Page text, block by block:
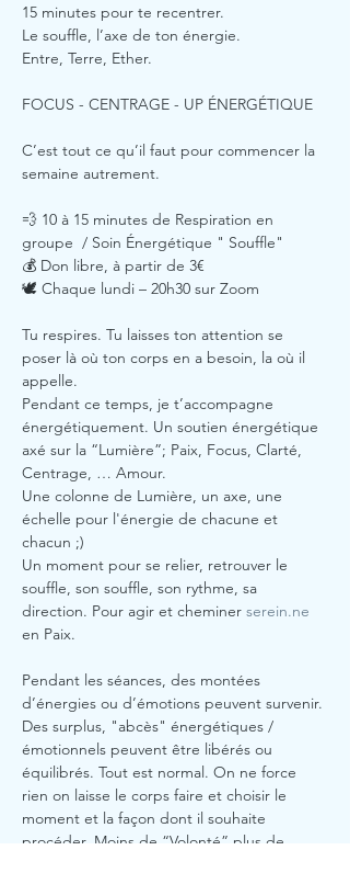
15 minutes pour te recentrer.
Le souffle, l’axe de ton énergie.
Entre, Terre, Ether.
FOCUS - CENTRAGE - UP ÉNERGÉTIQUE
C’est tout ce qu’il faut pour commencer la
semaine autrement.
💨 10 à 15 minutes de Respiration en
groupe  / Soin Énergétique " Souffle"
💰 Don libre, à partir de 3€
🕊️ Chaque lundi – 20h30 sur Zoom
Tu respires. Tu laisses ton attention se
poser là où ton corps en a besoin, la où il
appelle.
Pendant ce temps, je t’accompagne
énergétiquement. Un soutien énergétique
axé sur la “Lumière”; Paix, Focus, Clarté,
Centrage, … Amour.
Une colonne de Lumière, un axe, une
échelle pour l'énergie de chacune et
chacun ;)
Un moment pour se relier, retrouver le
souffle, son souffle, son rythme, sa
direction. Pour agir et cheminer serein.ne
en Paix.
Pendant les séances, des montées
d’énergies ou d’émotions peuvent survenir.
Des surplus, "abcès" énergétiques /
émotionnels peuvent être libérés ou
équilibrés. Tout est normal. On ne force
rien on laisse le corps faire et choisir le
moment et la façon dont il souhaite
procéder. Moins de “Volonté” plus de